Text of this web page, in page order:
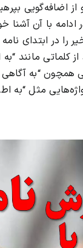
اضافه‌گویی
ادامه با آن آشنا
را در ابتدای
کلماتی مانند
“به آگاهی
مثل “به